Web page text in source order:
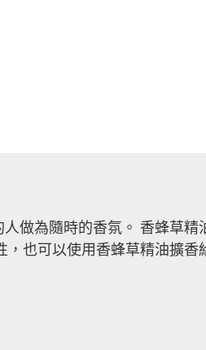
做為隨時的香氛。 香蜂草精
也可以使用香蜂草精油擴香